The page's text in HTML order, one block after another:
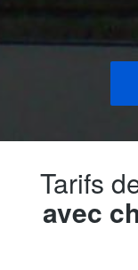
Tarifs
avec